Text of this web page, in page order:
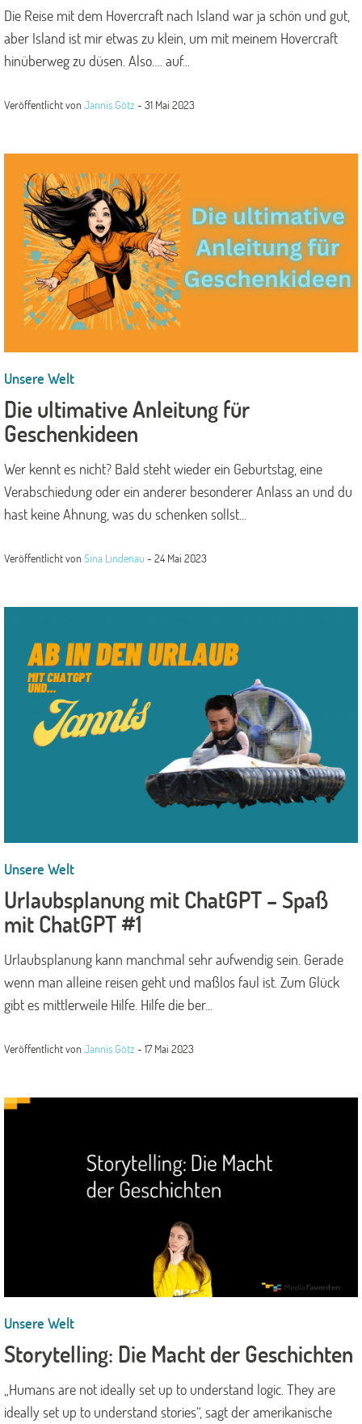
Die Reise mit dem Hovercraft nach Island war ja schön und gut,
aber Island ist mir etwas zu klein, um mit meinem Hovercraft
hinüberweg zu düsen. Also…. auf...
Veröffentlicht vonJannis Götz- 31 Mai 2023
Unsere Welt
Die ultimative Anleitung für
Geschenkideen
Wer kennt es nicht? Bald steht wieder ein Geburtstag, eine
Verabschiedung oder ein anderer besonderer Anlass an und du
hast keine Ahnung, was du schenken sollst...
Veröffentlicht vonSina Lindenau - 24 Mai 2023
Unsere Welt
Urlaubsplanung mit ChatGPT – Spaß
mit ChatGPT #1
Urlaubsplanung kann manchmal sehr aufwendig sein. Gerade
wenn man alleine reisen geht und maßlos faul ist. Zum Glück
gibt es mittlerweile Hilfe. Hilfe die ber...
Veröffentlicht vonJannis Götz- 17 Mai 2023
Unsere Welt
Storytelling: Die Macht der Geschichten
„Humans are not ideally set up to understand logic. They are
ideally set up to understand stories“, sagt der amerikanische